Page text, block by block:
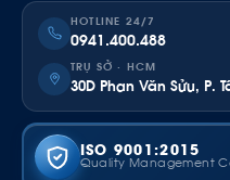
HOTLINE 24/7
0941.400.488
TRỤ SỞ · HCM
30D Phan Văn Sửu, P.
ISO 9001:2015
Quality Management